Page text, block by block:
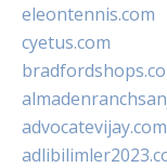
eleontennis.com
cyetus.com
advocatevijay.com